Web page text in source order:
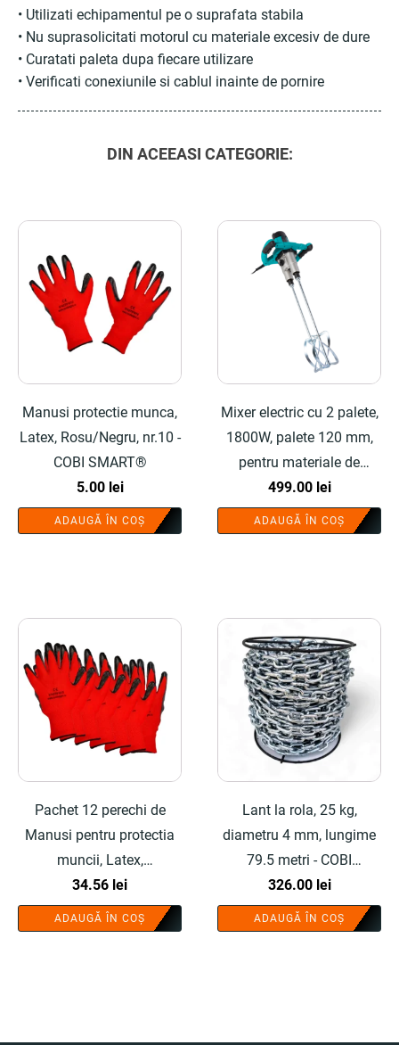
• Utilizati echipamentul pe o suprafata stabila
• Nu suprasolicitati motorul cu materiale excesiv de dure
• Curatati paleta dupa fiecare utilizare
• Verificati conexiunile si cablul inainte de pornire
DIN ACEEASI CATEGORIE:
Manusi protectie munca,
Latex, Rosu/Negru, nr.10 -
COBI SMART®
5.00 lei
ADAUGĂ ÎN COȘ
Mixer electric cu 2 palete,
1800W, palete 120 mm,
pentru materiale de
constructii - COBI
SMART®
499.00 lei
ADAUGĂ ÎN COȘ
Pachet 12 perechi de
Manusi pentru protectia
muncii, Latex,
Rosu/Negru, nr.10 - COBI
SMART®
34.56 lei
ADAUGĂ ÎN COȘ
Lant la rola, 25 kg,
diametru 4 mm, lungime
79.5 metri - COBI
SMART®
326.00 lei
ADAUGĂ ÎN COȘ